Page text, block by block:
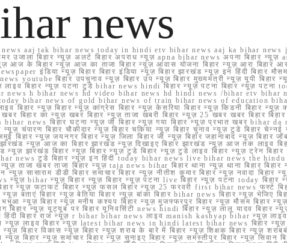
news
aaj tak bihar news today in hindi etv bihar news aaj ka bihar news
उजाला बिहार न्यूज़ अलर्ट बिहार अपराध न्यूज़ apna bihar news अपना बिहार
के बिहार न्यूज़ आज का ताजा बिहार न्यूज़ आवास योजना बिहार न्यूज़ आरा बिहार
इंडिया न्यूज़ बिहार बिहार इंडिया न्यूज़ बिहार झारखंड न्यूज़ इन हिंदी बिहार
youtube बिहार उपचुनाव न्यूज़ बिहार उप न्यूज़ बिहार मुख्यमंत्री न्यूज़ यूपी बिहार
बिहार न्यूज़ पटना टुडे bihar news hindi बिहार न्यूज़ पटना बिहार न्यूज़ पटना
news h bihar news hd video bihar news hd hindi news /bihar etv
today bihar news of gold bihar news of train bihar news of education
बिहार न्यूज़ बिहार न्यूज़ कांग्रेस बिहार न्यूज़ केसरिया बिहार न्यूज़ किडनी बिहार
बिहार का न्यूज़ खबर बिहार न्यूज़ ताजा खबरी बिहार न्यूज़ 25 खबर खबर बिहार
bihar news बिहार घटना न्यूज़ जी बिहार न्यूज़ गया बिहार न्यूज़ प्रभात खबर
चंपारण बिहार चौकीदार न्यूज़ बिहार चकिया न्यूज़ बिहार चुनाव न्यूज़ टुडे बिहार
न्यूज़ जयनगर बिहार न्यूज़ जिला बिहार जी न्यूज़ बिहार जहानाबाद न्यूज़ बिहार
न्यूज़ आज का बिहार झारखंड न्यूज़ दिखाइए बिहार झारखंड न्यूज़ आज तक लाइव
झारखंड बिहार न्यूज़ बिहार न्यूज़ टुडे बिहार न्यूज़ टुडे लाइव बिहार न्यूज़ ट्रेन बिहार
news टुडे बिहार न्यूज़ इन हिंदी today bihar news live bihar news the
ताजा खबर ताजा बिहार न्यूज़ taja news bihar बिहार थाना न्यूज़ थाना बिहार
सासाराम डीडी बिहार समाचार बिहार न्यूज़ नीतीश कुमार बिहार न्यूज़ नवादा बिहार
न्यूज़ bihar न्यूज़ बिहार न्यूज़ बिहार न्यूज़ पटना live बिहार न्यूज़ पटना today बिहार
न्यूज़ फटाफट बिहार न्यूज़ फसल बिहार न्यूज़ 25 फरवरी first bihar news फर्स्ट
बताएं बिहार न्यूज़ बेतिया बिहार न्यूज़ बांका बिहार bihar news बिहार न्यूज़ भेजिए
न्यूज़ बिहार न्यूज़ मनीष कश्यप बिहार न्यूज़ मुजफ्फरपुर बिहार न्यूज़ मौसम बिहार
न्यूज़ यूट्यूब पर बिहार यूनिवर्सिटी news hindi बिहार न्यूज़ लालू यादव बिहार
हिंदी बिहार राज न्यूज़ r bihar bihar news लाइव manish kashyap bihar न्यूज़
लाइव बिहार न्यूज़ latest bihar news in hindi latest bihar news बिहार न्यूज़
बिहार विकास न्यूज़ बिहार न्यूज़ शराब के बारे में बिहार न्यूज़ शिक्षक बिहार न्यूज़
न्यूज़ समाचार बिहार न्यूज़ सुनाइए बिहार न्यूज़ समस्तीपुर बिहार न्यूज़ सिवान